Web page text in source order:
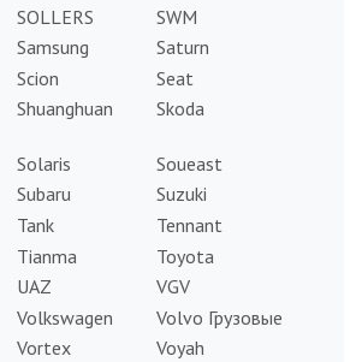
SOLLERS
SWM
Samsung
Saturn
Scion
Seat
Shuanghuan Skoda
Solaris
Soueast
Subaru
Suzuki
Tank
Tennant
Tianma
Toyota
UAZ
VGV
Volkswagen
Volvo Грузовые
Vortex
Voyah